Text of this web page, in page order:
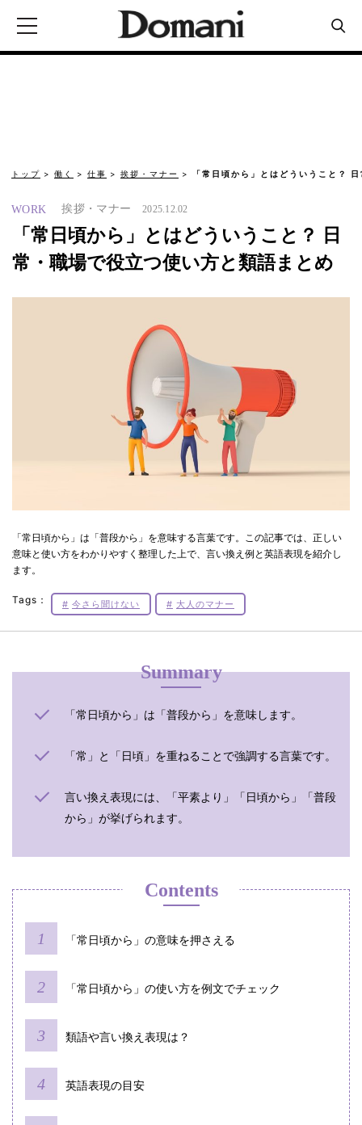
トップ 働く 仕事 挨拶・マナー 「常日頃から」とはどういうこと？
WORK 挨拶・マナー 2025.12.02
「常日頃から」とはどういうこと？ 日
常・職場で役立つ使い方と類語まとめ
「常日頃から」は「普段から」を意味する言葉です。この記事では、正しい
意味と使い方をわかりやすく整理した上で、言い換え例と英語表現を紹介し
ます。
Tags： 今さら聞けない 大人のマナー
Summary
「常日頃から」は「普段から」を意味します。
「常」と「日頃」を重ねることで強調する言葉です。
言い換え表現には、「平素より」「日頃から」「普段
から」が挙げられます。
Contents
「常日頃から」の意味を押さえる
「常日頃から」の使い方を例文でチェック
類語や言い換え表現は？
英語表現の目安